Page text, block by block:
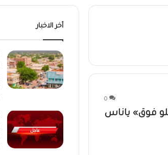
0
فوق» ياناس
أخر الاخبار